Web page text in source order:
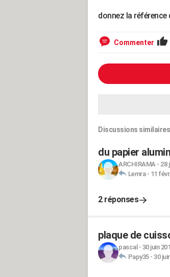
donnez la référence
Commenter
Discussions similaires
du papier
ARCHIRAMA- 28
Lemra- 11
2 réponses
plaque de
pascal - 30 juin
Papy35- 30